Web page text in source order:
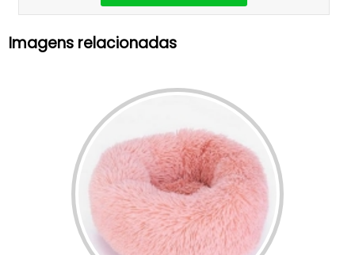
Imagens relacionadas